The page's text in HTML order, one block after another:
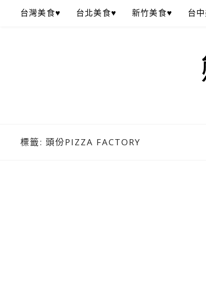
台灣美食♥ 台北美食♥ 新竹美食♥ 台
標籤: 頭份PIZZA FACTORY